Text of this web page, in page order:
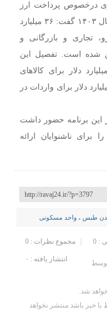
درخصوص پرداخت ارز
برای واردات از سوی بانک مرکزی در سال ۱۴۰۳ گفت: ۳۶ میلیارد
تجاری و بازرگانی و
شده است. تفصیل این
به این شرح است که ۱۹ میلیارد دلار برای کالاهای
بازرگانی و تجاری و هم‌چنین ۸ میلیارد دلار برای واردات در
این برنامه حضور داشت
برای ناشنوایان ارائه
طبس ،واحد مسکونی
مجموع نظرات : 0 : 0
انتشار یافته : ۰
شد.
با خبر باشد منتشر نخواهد